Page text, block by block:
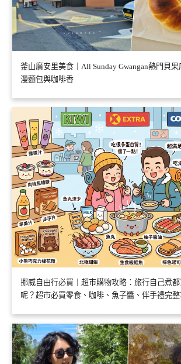
釜山廣安里美食｜All Sunday Gwangan熱門貝
漫麵包與咖啡香
挪威自由行必買｜超市購物攻略：旅行自己煮
呢？超市必買零食、咖啡、魚子醬、伴手禮完